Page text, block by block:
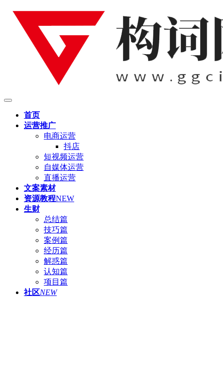
首页
运营推广
电商运营
抖店
短视频运营
自媒体运营
直播运营
文案素材
资源教程NEW
生财
总结篇
技巧篇
案例篇
经历篇
解惑篇
认知篇
项目篇
社区NEW